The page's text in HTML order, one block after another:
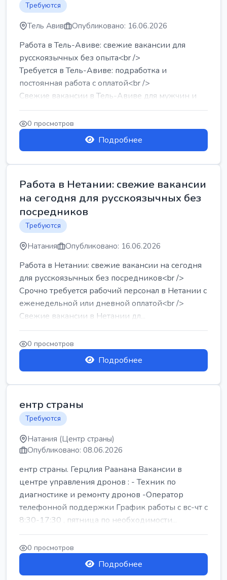
Требуются
Тель Авив Опубликовано: 16.06.2026
Работа в Тель-Авиве: свежие вакансии для
русскоязычных без опыта<br />
Требуется в Тель-Авиве: подработка и
постоянная работа с оплатой<br />
Свежие вакансии в Тель-Авиве для мужчин и
женщин от хозя...
0 просмотров
Подробнее
Работа в Нетании: свежие вакансии
на сегодня для русскоязычных без
посредников
Требуются
Натания Опубликовано: 16.06.2026
Работа в Нетании: свежие вакансии на сегодня
для русскоязычных без посредников<br />
Срочно требуется рабочий персонал в Нетании с
еженедельной или дневной оплатой<br />
Свежие вакансии в Нетании дл...
0 просмотров
Подробнее
ентр страны
Требуются
Натания (Центр страны)
Опубликовано: 08.06.2026
ентр страны. Герцлия Раанана Вакансии в
центре управления дронов : - Техник по
диагностике и ремонту дронов -Оператор
телефонной поддержки График работы с вс-чт с
8:30-17:30 , пятница по необходимости...
0 просмотров
Подробнее